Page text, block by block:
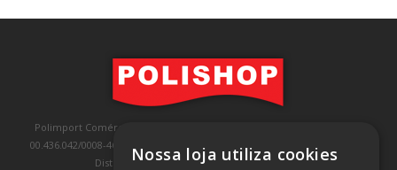
Polimport Comércio e Exportação LTDA, inscrita no CNPJ/MF sob o nº
00.436.042/0008-46, IE 407.458.707.103, com sede na Rua Kanebo, nº 175,
Distrito Industrial, Jundiaí/SP, CEP: 13213-090
Nossa loja utiliza cookies